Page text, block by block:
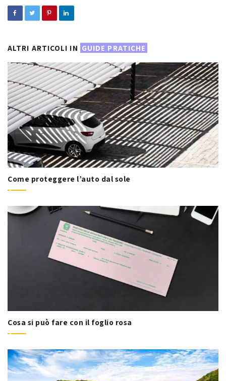
ALTRI ARTICOLI IN GUIDE PRATICHE
Come proteggere l’auto dal sole
Cosa si può fare con il foglio rosa